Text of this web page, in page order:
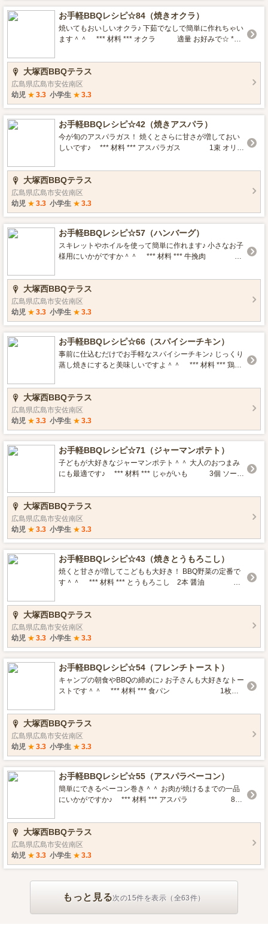
ルに入れ混ぜ合わせる。 合わせたビニールに豚肉を入れ
よく揉んで、冷蔵庫で一晩寝かせる。 （ここまでを前日
家でやっておきます＾＾） 焼く前に常温に戻し軽くタレ
を落として、じっくりと弱火で焼いていく。 ※タレがつ
で野菜やマヨネーズを添えても＾＾ タレが焦げやすいの
で注意してください。
お手軽BBQレシピ☆84（焼きオクラ）
焼いてもおいしいオクラ♪ 下茹でなしで簡単に作れちゃい
ます＾＾ *** 材料 *** オクラ 適量 お好みで☆ *岩
* オクラのヘタとガクを取り、産毛を取る為塩で揉んだら
水で洗い流す。 網の上に置いて転がしながら焼く。 軽く
焦げめがついて火が通ったら完成☆ 焼肉のタレやお好み
の調味料でどうぞ♪ 焼きたては熱いので注意◎
大塚西BBQテラス
広島県広島市安佐南区
幼児 ★ 3.3 小学生 ★ 3.3
お手軽BBQレシピ☆42（焼きアスパラ）
今が旬のアスパラガス！ 焼くとさらに甘さが増しておい
しいです♪ *** 材料 *** アスパラガス 1束 オリー
少々 *** クッキング *** アスパラガスの下
の方の皮は硬いのでピーラーで剥く。 ポリ袋にアスパラ
と塩胡椒、オリーブオイルを入れてなじませる。 網の上
でこんがりと焼き色がついたら完成☆ 野菜の表面にオリ
ーブオイルを塗って焼くと水分が逃げずにみずみずしく
焼きあがります＾＾ お好みでマヨネーズをディップして
も☆
大塚西BBQテラス
広島県広島市安佐南区
幼児 ★ 3.3 小学生 ★ 3.3
お手軽BBQレシピ☆57（ハンバーグ）
スキレットやホイルを使って簡単に作れます♪ 小さなお子
様用にいかがですか＾＾ *** 材料 *** 牛挽肉
ml 食パン 1枚 卵 1個 塩・
胡椒 少々 ナツメグ（あれば）大1 デミグラス
ソース 適量 お好みで☆ *トマト *ブロッコリー *コーン
*** クッキング *** 玉ねぎをみじん切りにする。 挽肉・
玉ねぎ・牛乳・ちぎった食パン・卵・塩胡椒・ナツメグ
を入れてよくこねる。 （粘りが出るまでよくこねる） 中
の空気を抜きながらタネをつくりスキレットかアルミホ
イルに乗せる。 （アルミホイルの場合はしっかりと包
む） 火にかけてひっくり返しながら焼く。 中央を竹串で
デミグラスソースをかけて完成☆ お好みで野菜やフライ
ドポテトを添えても◎ キャンプ飯にも最適です＾＾ ソー
スはケチャップや照り焼きににかえても♪
大塚西BBQテラス
広島県広島市安佐南区
幼児 ★ 3.3 小学生 ★ 3.3
お手軽BBQレシピ☆66（スパイシーチキン）
事前に仕込むだけでお手軽なスパイシーチキン♪ じっくり
蒸し焼きにすると美味しいですよ＾＾ *** 材料 *** 鶏も
醤油・酒 各大2 ◆はちみつ・ごま油 各大
1 ◆にんにくチューブ 少々 ◆しょうがチューブ
少々 ◆オールスパイス 少々 （ない時はカレー粉や
ガラムマサラでも◎） お好みで☆ *マスタード *マヨネー
ズ *トマト *レタス *ブロッコリー *** クッキング *** 鶏
肉にフォークで刺し、塩胡椒を振ってよく揉みこむ。 ◆
を全てビニールに入れ混ぜ合わせる。 合わせたビニール
に鶏肉を入れよく揉んで、冷蔵庫で一晩寝かせる。 （こ
こまでを前日家でやっておきます＾＾） 焼く前に軽くタ
ついているので焦げやすいです 両面焼けたら完成☆ お好
みで野菜やマヨネーズ・マスタードを添えても＾＾ 火が
通りにくい時はある程度焼けたら蓋をして蒸し焼きにし
てください。
大塚西BBQテラス
広島県広島市安佐南区
幼児 ★ 3.3 小学生 ★ 3.3
お手軽BBQレシピ☆71（ジャーマンポテト）
子どもが大好きなジャーマンポテト＾＾ 大人のおつまみ
にも最適です♪ *** 材料 *** じゃがいも 3個 ソーセ
1 塩胡椒 少々 パセリ 適量 お好みで♪
*青のり+バター *コンソメ *コーン *アスパラ *** クッキ
ング *** じゃがいもは皮をむき2cm幅に切り、ウィンナー
は1cm幅に斜めに切る。 じゃがいもを耐熱容器に入れて6
00ｗで5～8分加熱する。（竹串がすっと刺さるくらい）
スキレットにサラダ油をしいてウィンナーを炒め、じゃ
がいもを加え塩胡椒をふる。 こんがり焼けたらパセリを
ちらして完成☆ 青のり+バター・コンソメで味変も◎ コ
ーンやアスパラ、玉ねぎ、ベーコンなどお好きな具材を
大塚西BBQテラス
広島県広島市安佐南区
幼児 ★ 3.3 小学生 ★ 3.3
お手軽BBQレシピ☆43（焼きとうもろこし）
焼くと甘さが増してこどもも大好き！ BBQ野菜の定番で
す＾＾ *** 材料 *** とうもろこし 2本 醤油
皮ごと網にのせる。 焦げないように返しながら弱火で20
～30分焼く。 ある程度火が通ったら皮をむいて醤油をつ
けてこんがりと焼く。 お皿にうつしてバターをのせたら
完成☆ 加熱しすぎると水分がなくなり焦げるので注意！
とうもろこしを皮ごとレンジで加熱して焼くと時短にも
◎
大塚西BBQテラス
広島県広島市安佐南区
幼児 ★ 3.3 小学生 ★ 3.3
お手軽BBQレシピ☆54（フレンチトースト）
キャンプの朝食やBBQの締めに♪ お子さんも大好きなトー
ストです＾＾ *** 材料 *** 食パン 1枚
糖 大さじ1 1/2 バター 5
ｇ お好みで☆ *はちみつ *粉糖 *フルーツ *ホイップ ***
クッキング *** 食パンが入る袋に牛乳・卵・砂糖を入れよ
く混ぜたら食パンを入れ染み込ませる。 フライパンにバ
ターを入れて中火で熱し、食パンを入れる。 こんがり焼
き色がついたら裏返し、裏も同様に焼いたら完成☆ お好
みではちみつや粉糖をかけてください＾＾ サラダやフル
ーツを添えたら朝食にも◎
大塚西BBQテラス
広島県広島市安佐南区
幼児 ★ 3.3 小学生 ★ 3.3
お手軽BBQレシピ☆55（アスパラベーコン）
簡単にできるベーコン巻き＾＾ お肉が焼けるまでの一品
にいかがですか♪ *** 材料 *** アスパラ 8本
コン *レタス+ベーコン *うずら卵+ベーコン *** クッキ
ング *** アスパラのはかまを取り除き、下の硬い部分の皮
をむき硬めに茹でる。 茹でたアスパラをベーコンでぐる
ぐると巻く。 こんがり焼き色がついたら裏返し、裏も同
様に焼いたら完成☆ お好みの食材をベーコンで巻いても
大塚西BBQテラス
広島県広島市安佐南区
幼児 ★ 3.3 小学生 ★ 3.3
もっと見る次の15件を表示（全63件）